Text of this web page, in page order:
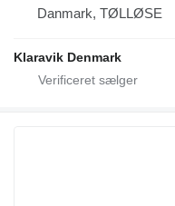
Danmark, TØLLØSE
Klaravik Denmark